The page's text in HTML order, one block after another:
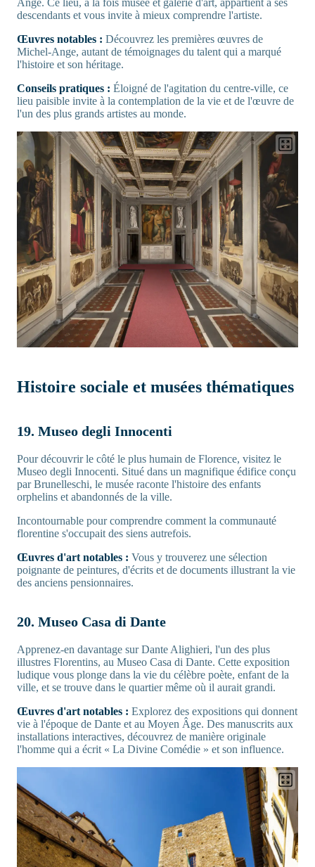
descendants et vous invite à mieux comprendre l'artiste.
Œuvres notables : Découvrez les premières œuvres de
Michel-Ange, autant de témoignages du talent qui a marqué
l'histoire et son héritage.
Conseils pratiques : Éloigné de l'agitation du centre-ville, ce
lieu paisible invite à la contemplation de la vie et de l'œuvre de
l'un des plus grands artistes au monde.
Histoire sociale et musées thématiques
19. Museo degli Innocenti
Pour découvrir le côté le plus humain de Florence, visitez le
Museo degli Innocenti. Situé dans un magnifique édifice conçu
par Brunelleschi, le musée raconte l'histoire des enfants
orphelins et abandonnés de la ville.
Incontournable pour comprendre comment la communauté
florentine s'occupait des siens autrefois.
Œuvres d'art notables : Vous y trouverez une sélection
poignante de peintures, d'écrits et de documents illustrant la vie
des anciens pensionnaires.
20. Museo Casa di Dante
Apprenez-en davantage sur Dante Alighieri, l'un des plus
illustres Florentins, au Museo Casa di Dante. Cette exposition
ludique vous plonge dans la vie du célèbre poète, enfant de la
ville, et se trouve dans le quartier même où il aurait grandi.
Œuvres d'art notables : Explorez des expositions qui donnent
vie à l'époque de Dante et au Moyen Âge. Des manuscrits aux
installations interactives, découvrez de manière originale
l'homme qui a écrit « La Divine Comédie » et son influence.